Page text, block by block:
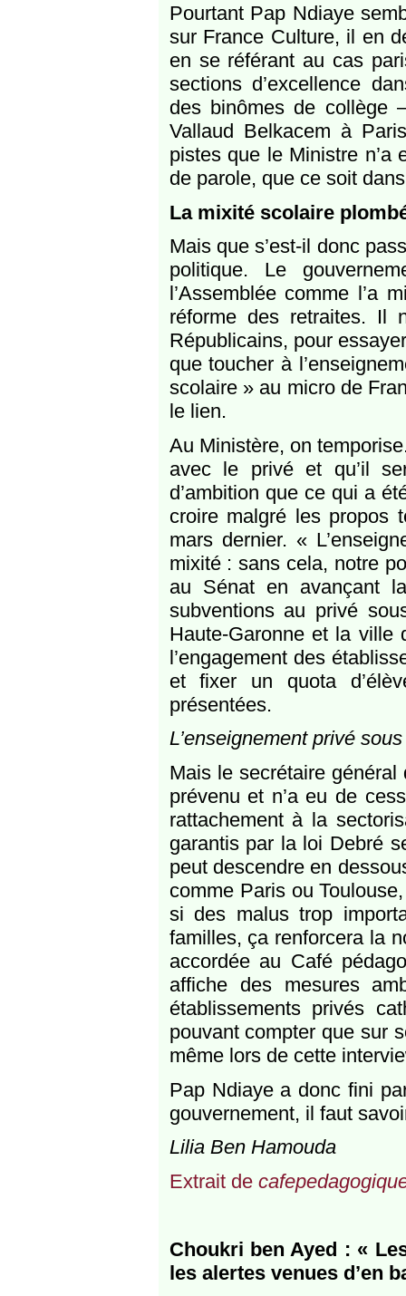
Pourtant Pap Ndiaye
sur France Culture, il en
en se référant au cas
sections d’excellence
des binômes de collège
Vallaud Belkacem à
pistes que le Ministre n’a
de parole, que ce soit
La mixité scolaire
Mais que s’est-il donc
politique. Le
l’Assemblée comme l’a
réforme des retraites. Il
Républicains, pour
que toucher à
scolaire » au micro de
le lien.
Au Ministère, on
avec le privé et qu’il
d’ambition que ce qui a
croire malgré les propos
mars dernier. «
mixité : sans cela, notre
au Sénat en avançant
subventions au privé
Haute-Garonne et la
l’engagement des
et fixer un quota
présentées.
L’enseignement privé
Mais le secrétaire général
prévenu et n’a eu de
rattachement à la
garantis par la loi Debré
peut descendre en
comme Paris ou
si des malus trop
familles, ça renforcera la
accordée au Café
affiche des mesures
établissements privés
pouvant compter que sur
même lors de cette
Pap Ndiaye a donc fini
gouvernement, il faut
Lilia Ben Hamouda
Extrait de
Choukri ben Ayed : «
les alertes venues d’en